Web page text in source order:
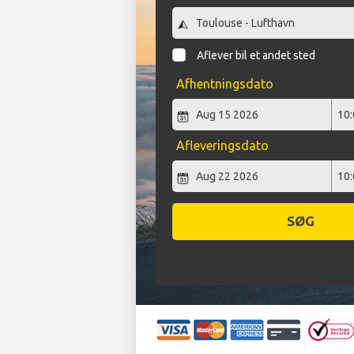
Aflever bil et andet sted
Afhentningsdato
Afleveringsdato
SØG